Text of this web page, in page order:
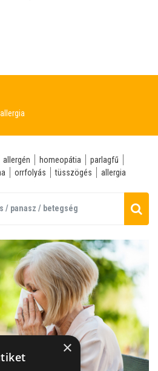
allergén homeopátia
parlagfű
orrfolyás tüsszögés allergia
×